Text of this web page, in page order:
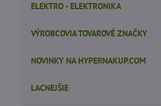
ELEKTRO - ELEKTRONIKA
VÝROBCOVIA TOVAROVÉ ZNAČKY
NOVINKY NA HYPERNAKUP.COM
LACNEJŠIE